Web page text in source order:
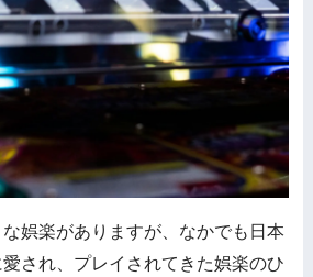
娯楽がありますが、なかでも日本
され、プレイされてきた娯楽のひ